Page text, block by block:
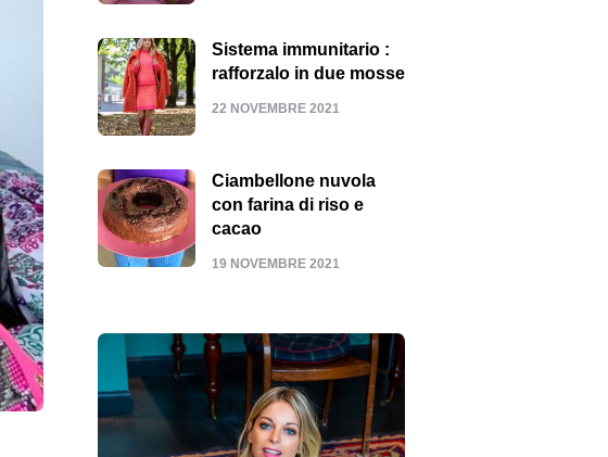
Sistema immunitario :
rafforzalo in due mosse
22 NOVEMBRE 2021
Ciambellone nuvola
con farina di riso e
cacao
19 NOVEMBRE 2021